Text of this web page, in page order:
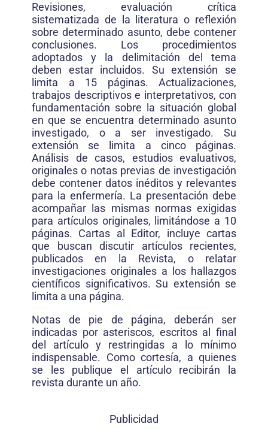
Revisiones, evaluación crítica
sistematizada de la literatura o reflexión
sobre determinado asunto, debe contener
conclusiones. Los procedimientos
adoptados y la delimitación del tema
deben estar incluidos. Su extensión se
limita a 15 páginas. Actualizaciones,
trabajos descriptivos e interpretativos, con
fundamentación sobre la situación global
en que se encuentra determinado asunto
investigado, o a ser investigado. Su
extensión se limita a cinco páginas.
Análisis de casos, estudios evaluativos,
originales o notas pre­vias de investigación
debe contener datos inéditos y relevantes
para la enfermería. La presentación debe
acompañar las mismas normas exigidas
para artículos originales, limitándose a 10
páginas. Car­tas al Editor, incluye cartas
que buscan discutir artículos recientes,
publicados en la Revista, o re­latar
investigaciones originales a los hallazgos
científicos significativos. Su extensión se
limita a una página.
Notas de pie de página, deberán ser
indicadas por asteriscos, escritos al final
del artículo y restringidas a lo mínimo
indispensable. Como cortesía, a quienes
se les publique el artículo recibirán la
revista durante un año.
Publicidad